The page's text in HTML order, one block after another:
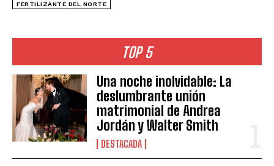
TOP 5
Una noche inolvidable: La
deslumbrante unión
matrimonial de Andrea
Jordán y Walter Smith
DESTACADA
FERTILIZANTE DEL NORTE